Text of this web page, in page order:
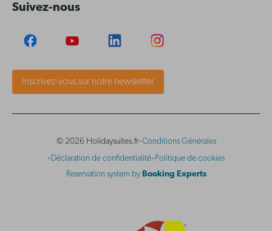
Suivez-nous
Inscrivez-vous sur notre newsletter
© 2026 Holidaysuites.fr·Conditions Générales
· Déclaration de confidentialité· Politique de cookies
Reservation system by Booking Experts